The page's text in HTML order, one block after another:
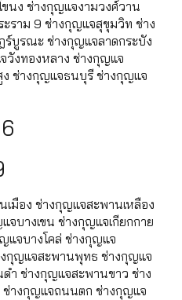
นง ช่างกุญแจงามวงศ์วาน
ราม 9 ช่างกุญแจสุขุมวิท ช่าง
ร์บูรณะ ช่างกุญแจลาดกระบัง
วังทองหลาง ช่างกุญแจ
ช่างกุญแจธนบุรี ช่างกุญแจ
มือง ช่างกุญแจสะพานเหลือง
บางเขน ช่างกุญแจเกียกกาย
แจบางโคล่ ช่างกุญแจ
กุญแจสะพานพุทธ ช่างกุญแจ
ำ ช่างกุญแจสะพานขาว ช่าง
างกุญแจถนนตก ช่างกุญแจ